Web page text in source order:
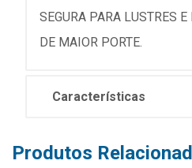
SEGURA PARA LUSTRES
DE MAIOR PORTE.
Características
Produtos